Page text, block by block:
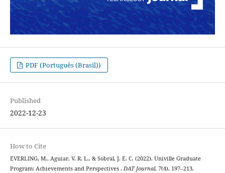
PDF (Português (Brasil))
Published
2022-12-23
How to Cite
EVERLING, M., Aguiar, V. R. L., & Sobral, J. E. C. (2022). Univille Graduate
Program: Achievements and Perspectives . DAT Journal, 7(4), 197–213.